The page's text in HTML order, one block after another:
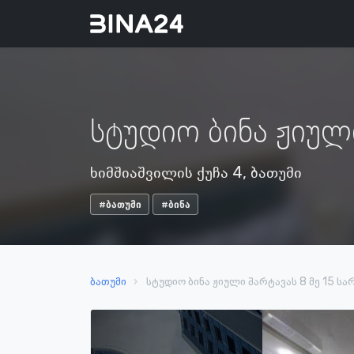
სტუდიო ბინა
ხიმშიაშვილის ქუჩა 4, ბათუმი
#ბათუმი #ბინა
ბათუმი სტუდიო ბინა ჟიული შარტავას 8 მე 15